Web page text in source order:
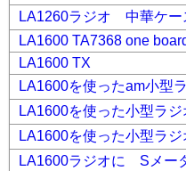
LA1260ラジオ 中華ケー
LA1600 TA7368 one
LA1600 TX
LA1600を使ったam小型
LA1600を使った小型ラ
LA1600を使った小型ラ
LA1600ラジオに Sメー